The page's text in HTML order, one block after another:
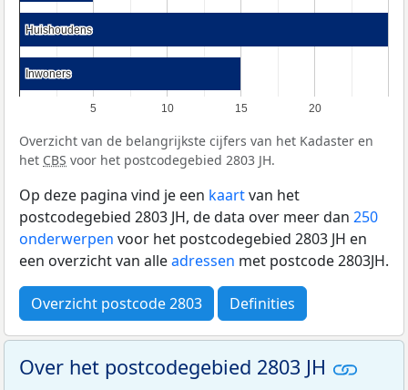
5 10 15 20
Huishoudens
Huishoudens
Inwoners
Inwoners
Overzicht van de belangrijkste cijfers van het Kadaster en
het CBS voor het postcodegebied 2803 JH.
Op deze pagina vind je een kaartvan het
postcodegebied 2803 JH, de data over meer dan 250
onderwerpen voor het postcodegebied 2803 JH en
een overzicht van alleadressen met postcode 2803JH.
Overzicht postcode 2803 Definities
Over het postcodegebied 2803 JH